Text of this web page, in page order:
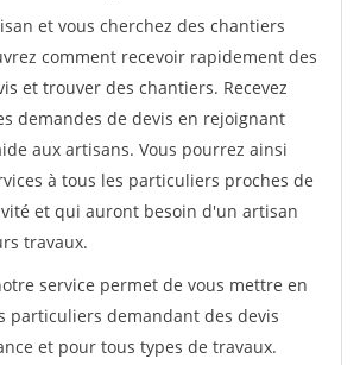
et vous cherchez des chantiers
comment recevoir rapidement des
et trouver des chantiers. Recevez
demandes de devis en rejoignant
aux artisans. Vous pourrez ainsi
à tous les particuliers proches de
et qui auront besoin d'un artisan
travaux.
service permet de vous mettre en
particuliers demandant des devis
et pour tous types de travaux.